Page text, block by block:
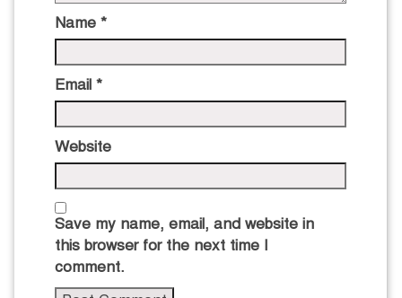
Name *
Email *
Website
Save my name, email, and website in
this browser for the next time I
comment.